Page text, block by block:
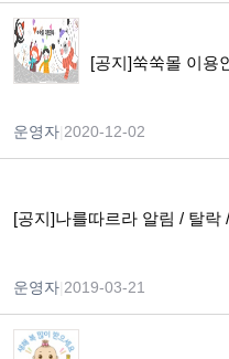
[공지]쑥쑥몰 이용
운영자 2020-12-02
[공지]나를따르라 알림 / 탈락
운영자 2019-03-21